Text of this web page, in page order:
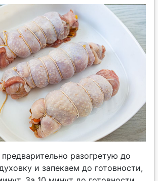
разогретую до
и запекаем до готовности,